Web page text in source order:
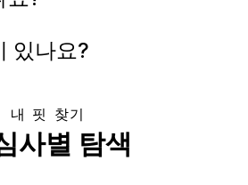
있나요?
내 핏 찾기
사별 탐색